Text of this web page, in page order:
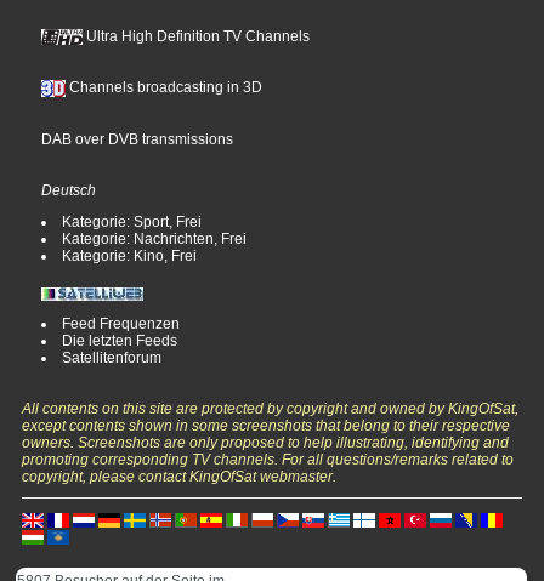
Ultra High Definition TV Channels
Channels broadcasting in 3D
DAB over DVB transmissions
Deutsch
Kategorie: Sport, Frei
Kategorie: Nachrichten, Frei
Kategorie: Kino, Frei
Feed Frequenzen
Die letzten Feeds
Satellitenforum
All contents on this site are protected by copyright and owned by KingOfSat,
except contents shown in some screenshots that belong to their respective
owners. Screenshots are only proposed to help illustrating, identifying and
promoting corresponding TV channels. For all questions/remarks related to
copyright, please contact KingOfSat webmaster.